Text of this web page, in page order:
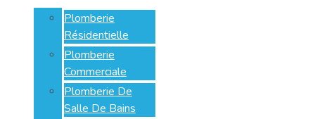
Plomberie
Résidentielle
Plomberie
Commerciale
Plomberie De
Salle De Bains